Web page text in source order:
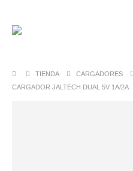
TIENDA
CARGADORES
CARGADOR JALTECH DUAL 5V 1A/2A